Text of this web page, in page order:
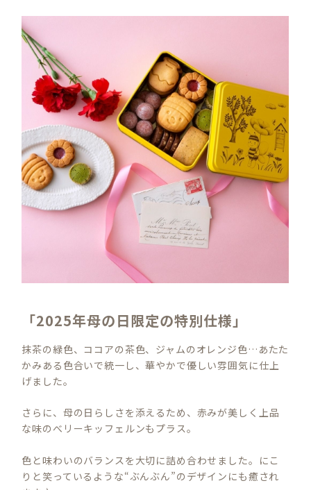
「2025年母の日限定の特別仕様」
抹茶の緑色、ココアの茶色、ジャムのオレンジ色…あたた
かみある色合いで統一し、華やかで優しい雰囲気に仕上
げました。
さらに、母の日らしさを添えるため、赤みが美しく上品
な味のべリーキッフェルンもプラス。
色と味わいのバランスを大切に詰め合わせました。にこ
りと笑っているような“ぶんぶん”のデザインにも癒され